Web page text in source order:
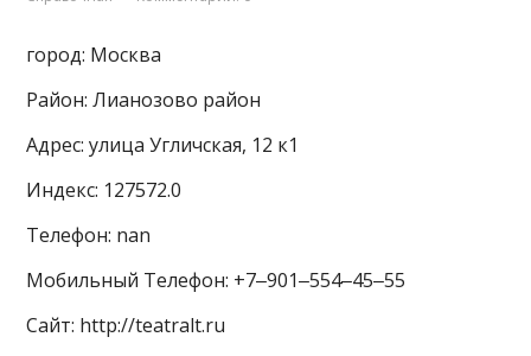
город: Москва
Район: Лианозово район
Адрес: улица Угличская, 12 к1
Индекс: 127572.0
Телефон: nan
Мобильный Телефон: +7‒901‒554‒45‒55
Сайт: http://teatralt.ru